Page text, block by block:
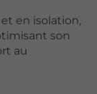
en isolation,
son
au